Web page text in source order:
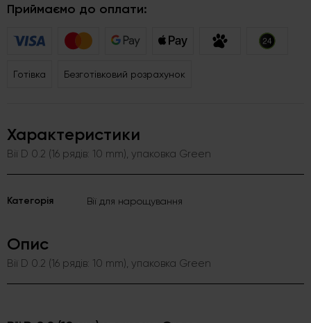
Приймаємо до оплати:
Готівка Безготівковий розрахунок
Характеристики
Вії D 0.2 (16 рядів: 10 mm), упаковка Green
Категорія Вії для нарощування
Опис
Вії D 0.2 (16 рядів: 10 mm), упаковка Green